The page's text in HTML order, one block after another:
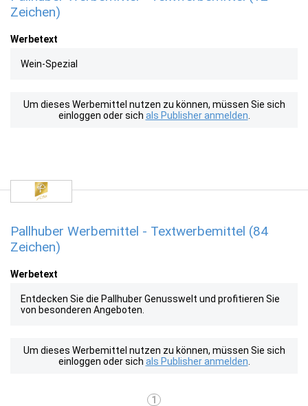
Zeichen)
Werbetext
Wein-Spezial
Um dieses Werbemittel nutzen zu können, müssen Sie sich
einloggen oder sich als Publisher anmelden
Pallhuber Werbemittel - Textwerbemittel (84
Zeichen)
Werbetext
Entdecken Sie die Pallhuber Genusswelt und profitieren Sie
von besonderen Angeboten.
Um dieses Werbemittel nutzen zu können, müssen Sie sich
einloggen oder sich als Publisher anmelden
1